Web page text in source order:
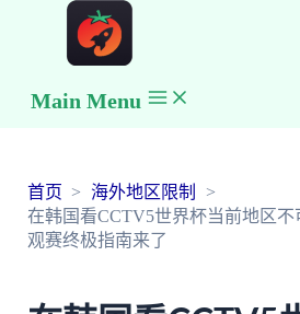
Main Menu
首页
海外地区限制
在韩国看CCTV5世界杯当前地区
观赛终极指南来了